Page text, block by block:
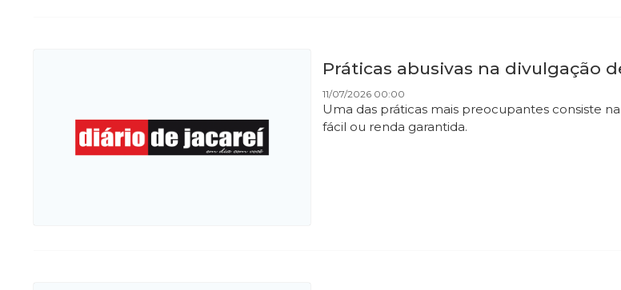
Práticas abusivas na divulgação
11/07/2026 00:00
Uma das práticas mais preocupantes consiste
fácil ou renda garantida.